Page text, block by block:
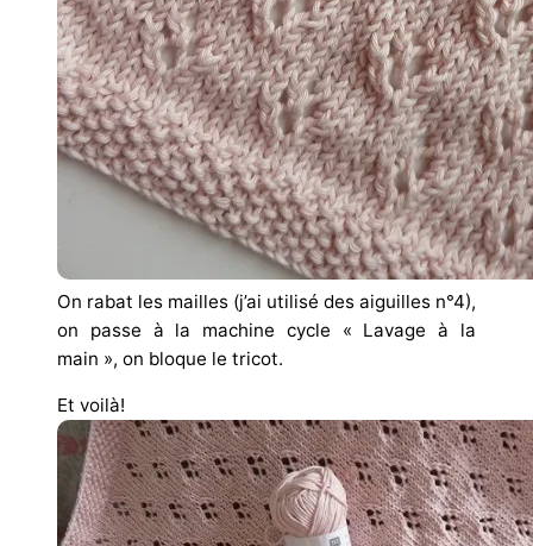
On rabat les mailles (j’ai utilisé des aiguilles n°4),
on passe à la machine cycle « Lavage à la
main », on bloque le tricot.
Et voilà!